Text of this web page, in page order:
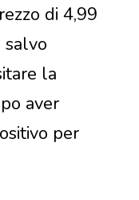
di 4,99
salvo
la
aver
per